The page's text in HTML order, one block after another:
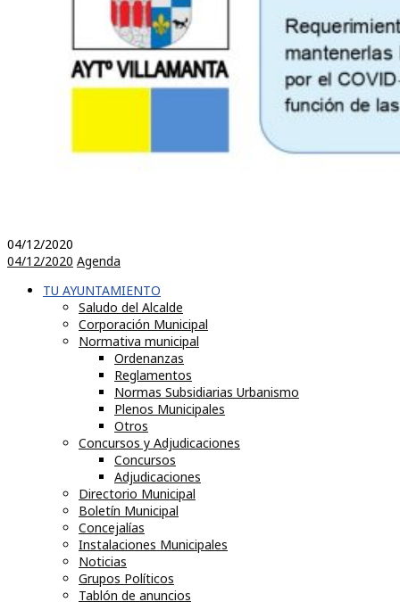
04/12/2020
04/12/2020 Agenda
TU AYUNTAMIENTO
Saludo del Alcalde
Corporación Municipal
Normativa municipal
Ordenanzas
Reglamentos
Normas Subsidiarias Urbanismo
Plenos Municipales
Otros
Concursos y Adjudicaciones
Concursos
Adjudicaciones
Directorio Municipal
Boletín Municipal
Concejalías
Instalaciones Municipales
Noticias
Grupos Políticos
Tablón de anuncios